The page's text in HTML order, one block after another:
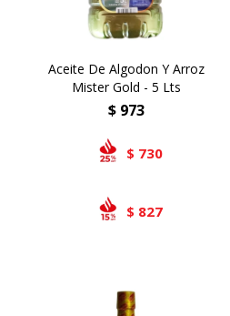
Aceite De Algodon Y Arroz
Mister Gold - 5 Lts
$ 973
$ 730
$ 827